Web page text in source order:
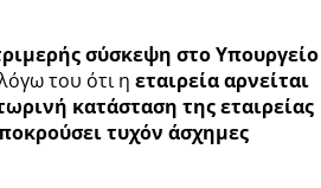
σύσκεψη στο Υπουργείο
του ότι η εταιρεία αρνείται
κατάσταση της εταιρείας
τυχόν άσχημες